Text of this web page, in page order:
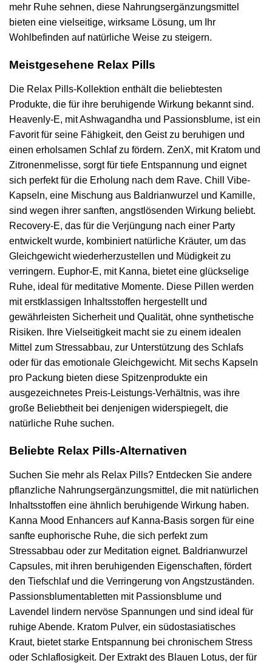
mehr Ruhe sehnen, diese Nahrungsergänzungsmittel
bieten eine vielseitige, wirksame Lösung, um Ihr
Wohlbefinden auf natürliche Weise zu steigern.
Meistgesehene Relax Pills
Die Relax Pills-Kollektion enthält die beliebtesten
Produkte, die für ihre beruhigende Wirkung bekannt sind.
Heavenly-E, mit Ashwagandha und Passionsblume, ist ein
Favorit für seine Fähigkeit, den Geist zu beruhigen und
einen erholsamen Schlaf zu fördern. ZenX, mit Kratom und
Zitronenmelisse, sorgt für tiefe Entspannung und eignet
sich perfekt für die Erholung nach dem Rave. Chill Vibe-
Kapseln, eine Mischung aus Baldrianwurzel und Kamille,
sind wegen ihrer sanften, angstlösenden Wirkung beliebt.
Recovery-E, das für die Verjüngung nach einer Party
entwickelt wurde, kombiniert natürliche Kräuter, um das
Gleichgewicht wiederherzustellen und Müdigkeit zu
verringern. Euphor-E, mit Kanna, bietet eine glückselige
Ruhe, ideal für meditative Momente. Diese Pillen werden
mit erstklassigen Inhaltsstoffen hergestellt und
gewährleisten Sicherheit und Qualität, ohne synthetische
Risiken. Ihre Vielseitigkeit macht sie zu einem idealen
Mittel zum Stressabbau, zur Unterstützung des Schlafs
oder für das emotionale Gleichgewicht. Mit sechs Kapseln
pro Packung bieten diese Spitzenprodukte ein
ausgezeichnetes Preis-Leistungs-Verhältnis, was ihre
große Beliebtheit bei denjenigen widerspiegelt, die
natürliche Ruhe suchen.
Beliebte Relax Pills-Alternativen
Suchen Sie mehr als Relax Pills? Entdecken Sie andere
pflanzliche Nahrungsergänzungsmittel, die mit natürlichen
Inhaltsstoffen eine ähnlich beruhigende Wirkung haben.
Kanna Mood Enhancers auf Kanna-Basis sorgen für eine
sanfte euphorische Ruhe, die sich perfekt zum
Stressabbau oder zur Meditation eignet. Baldrianwurzel
Capsules, mit ihren beruhigenden Eigenschaften, fördert
den Tiefschlaf und die Verringerung von Angstzuständen.
Passionsblumentabletten mit Passionsblume und
Lavendel lindern nervöse Spannungen und sind ideal für
ruhige Abende. Kratom Pulver, ein südostasiatisches
Kraut, bietet starke Entspannung bei chronischem Stress
oder Schlaflosigkeit. Der Extrakt des Blauen Lotus, der für